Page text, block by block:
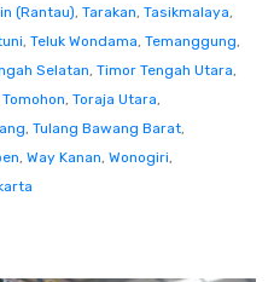
(Rantau), Tarakan, Tasikmalaya,
, Teluk Wondama, Temanggung,
Selatan, Timor Tengah Utara,
Tomohon, Toraja Utara,
, Tulang Bawang Barat,
, Way Kanan, Wonogiri,